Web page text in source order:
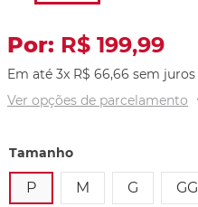
R$ 199,99
Em até 3x R$ 66,66 sem juros
Ver opções de parcelamento
Tamanho
P M G GG